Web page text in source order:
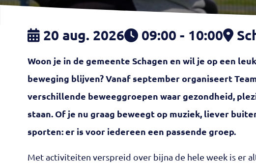
20 aug. 2026 09:00 - 10:00
Woon je in de gemeente Schagen en wil je op een
beweging blijven? Vanaf september organiseert
verschillende beweeggroepen waar gezondheid,
staan. Of je nu graag beweegt op muziek, liever
sporten: er is voor iedereen een passende groep.
Met activiteiten verspreid over bijna de hele week is er